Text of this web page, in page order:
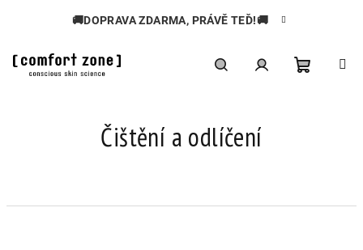
🚚DOPRAVA ZDARMA, PRÁVĚ TEĎ!🚚
Čištění a odlíčení